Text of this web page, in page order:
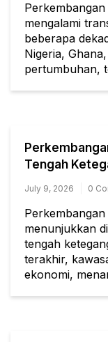
mengalami
beberapa
Nigeria,
pertumbuhan,
Tengah
July 9, 2026 0
menunjukkan
tengah
terakhir,
ekonomi,